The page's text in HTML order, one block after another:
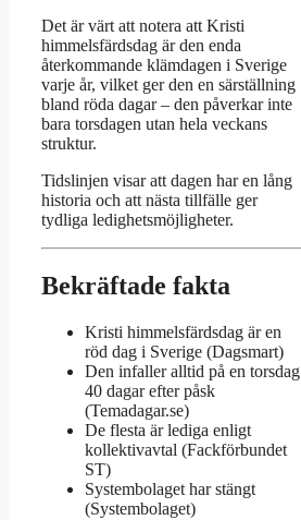
Det är värt att notera att Kristi
himmelsfärdsdag är den enda
återkommande klämdagen i Sverige
varje år, vilket ger den en särställning
bland röda dagar – den påverkar inte
bara torsdagen utan hela veckans
struktur.
Tidslinjen visar att dagen har en lång
historia och att nästa tillfälle ger
tydliga ledighetsmöjligheter.
Bekräftade fakta
Kristi himmelsfärdsdag är en
röd dag i Sverige (Dagsmart)
Den infaller alltid på en torsdag
40 dagar efter påsk
(Temadagar.se)
De flesta är lediga enligt
kollektivavtal (Fackförbundet
ST)
Systembolaget har stängt
(Systembolaget)